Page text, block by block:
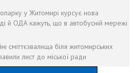
у Житомирі курсує нова
й ОДА кажуть, що в автобусній мережі
сміттєзвалища біля житомирських
лист до міської ради